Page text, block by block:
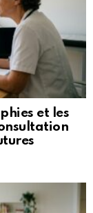
et les